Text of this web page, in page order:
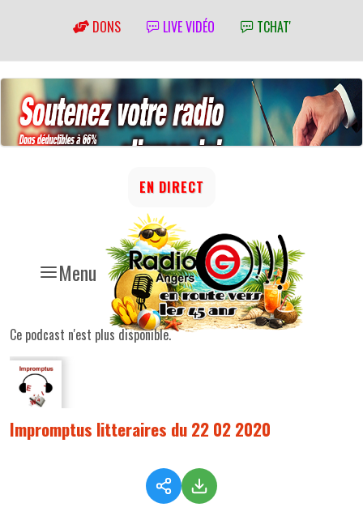
DONS LIVE VIDÉO TCHAT'
Menu
EN DIRECT
Ce podcast n'est plus disponible.
Impromptus litteraires du 22 02 2020